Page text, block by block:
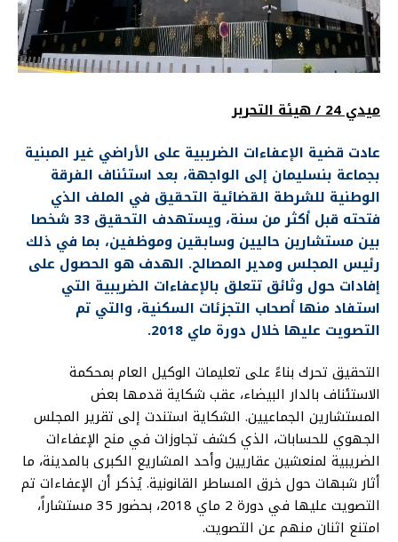
ميدي 24 / هيئة التحرير
عادت قضية الإعفاءات الضريبية على الأراضي غير المبنية
بجماعة بنسليمان إلى الواجهة، بعد استئناف الفرقة
الوطنية للشرطة القضائية التحقيق في الملف الذي
فتحته قبل أكثر من سنة، ويستهدف
التحقيق 33 شخصا
بين مستشارين حاليين وسابقين وموظفين، بما في ذلك
رئيس المجلس ومدير المصالح. الهدف هو الحصول على
إفادات حول وثائق تتعلق بالإعفاءات الضريبية التي
استفاد منها أصحاب التجزئات السكنية، والتي تم
التصويت عليها خلال دورة ماي 2018.
التحقيق تحرك بناءً على تعليمات الوكيل العام بمحكمة
الاستئناف بالدار البيضاء، عقب شكاية قدمها بعض
المستشارين الجماعيين. الشكاية استندت إلى تقرير المجلس
الجهوي للحسابات، الذي كشف تجاوزات في منح الإعفاءات
الضريبية لمنعشين عقاريين وأحد المشاريع الكبرى بالمدينة، ما
أثار شبهات حول خرق المساطر القانونية. يُذكر أن الإعفاءات تم
التصويت عليها في دورة 2 ماي 2018، بحضور 35 مستشاراً،
امتنع اثنان منهم عن التصويت.